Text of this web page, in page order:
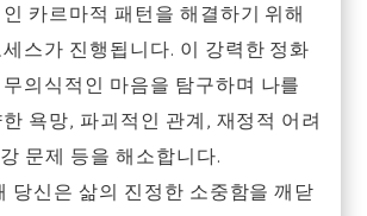
카르마적 패턴을 해결하기 위해
스가 진행됩니다. 이 강력한 정화
의식적인 마음을 탐구하며 나를
욕망, 파괴적인 관계, 재정적 어려
문제 등을 해소합니다.
당신은 삶의 진정한 소중함을 깨닫